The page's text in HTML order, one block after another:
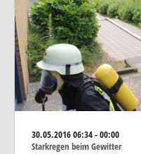
30.05.201606:34 - 00:00
Starkregen beim Gewitter